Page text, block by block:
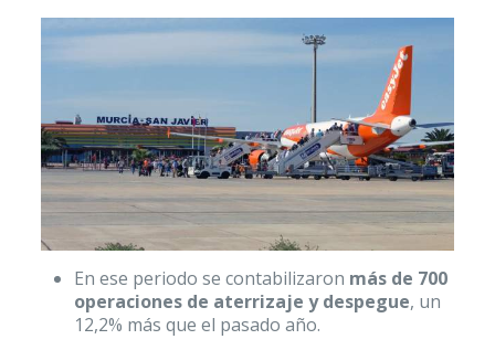
En ese periodo se contabilizaron más de 700
operaciones de aterrizaje y despegue, un
12,2% más que el pasado año.